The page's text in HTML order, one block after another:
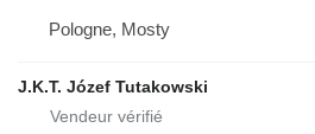
Pologne, Mosty
J.K.T. Józef Tutakowski